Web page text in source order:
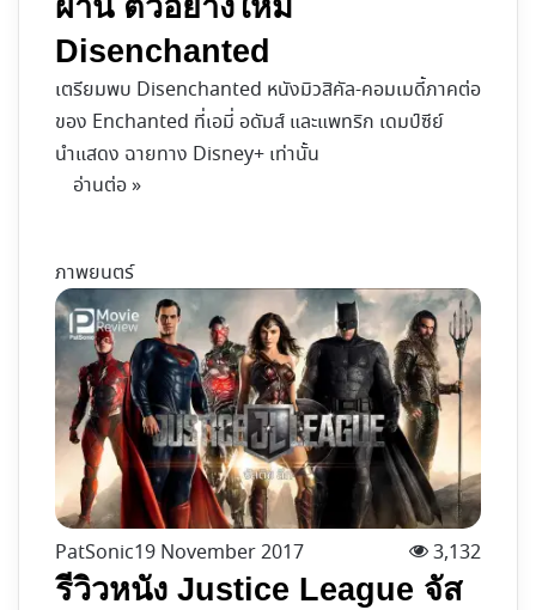
ผ่าน ตัวอย่างใหม่
Disenchanted
เตรียมพบ Disenchanted หนังมิวสิคัล-คอมเมดี้ภาคต่อ
ของ Enchanted ที่เอมี่ อดัมส์ และแพทริก เดมป์ซีย์
นำแสดง ฉายทาง Disney+ เท่านั้น
อ่านต่อ »
ภาพยนตร์
PatSonic19 November 2017 3,132
รีวิวหนัง Justice League จัส